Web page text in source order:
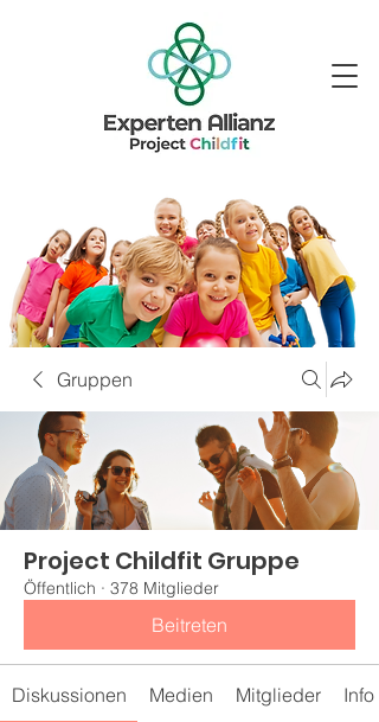
Gruppen
Project Childfit Gruppe
Öffentlich · 378 Mitglieder
Beitreten
Diskussionen Medien Mitglieder Info